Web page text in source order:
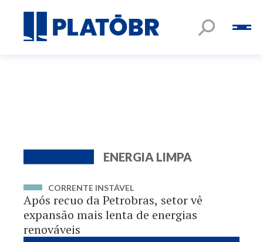
ENERGIA LIMPA
CORRENTE INSTÁVEL
Após recuo da Petrobras, setor vê
expansão mais lenta de energias
renováveis